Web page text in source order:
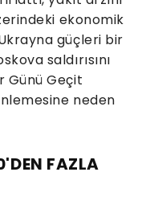
ekonomik
Ukrayna güçleri bir
saldırısını
Günü Geçit
neden
FAZLA